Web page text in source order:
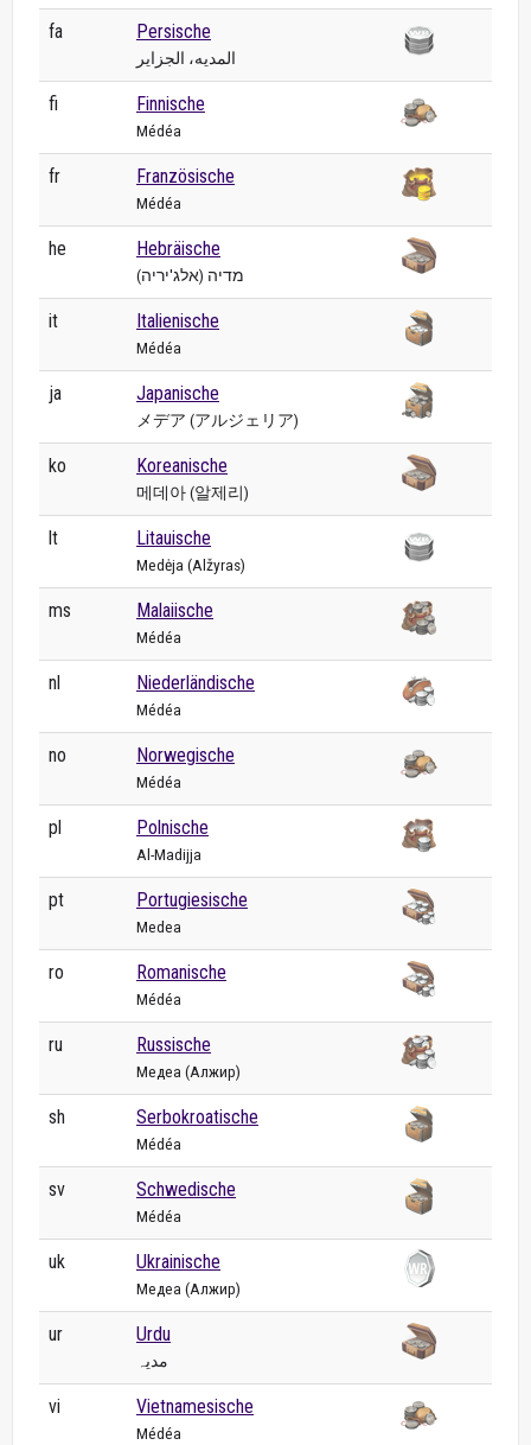
fa Persische
المدیه، الجزایر
fi Finnische
Médéa
fr Französische
Médéa
he Hebräische
מדיה (אלג'יריה)
it Italienische
Médéa
ja Japanische
メデア (アルジェリア)
ko Koreanische
메데아 (알제리)
lt Litauische
Medėja (Alžyras)
ms Malaiische
Médéa
nl Niederländische
Médéa
no Norwegische
Médéa
pl Polnische
Al-Madijja
pt Portugiesische
Medea
ro Romanische
Médéa
ru Russische
Медеа (Алжир)
sh Serbokroatische
Médéa
sv Schwedische
Médéa
uk Ukrainische
Медеа (Алжир)
ur Urdu
مدیہ
vi Vietnamesische
Médéa